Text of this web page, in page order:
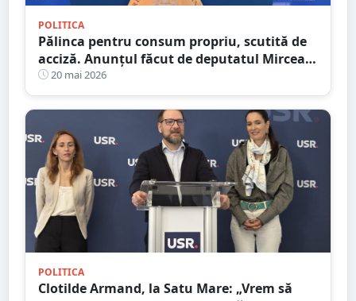
POLITICA
Pălinca pentru consum propriu, scutită de
acciză. Anunțul făcut de deputatul Mircea
Govor
20 mai 2026
POLITICA
Clotilde Armand, la Satu Mare: „Vrem să